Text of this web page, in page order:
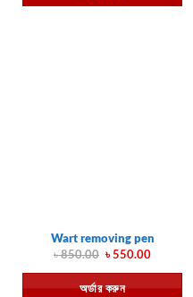
Wart removing pen
৳850.00 Original
was:
৳ 850.00.
৳550.00Current
is:
৳ 550.00.
অর্ডার করুন